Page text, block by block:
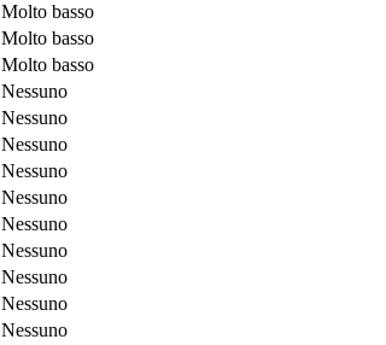
Molto basso
Molto basso
Molto basso
Nessuno
Nessuno
Nessuno
Nessuno
Nessuno
Nessuno
Nessuno
Nessuno
Nessuno
Nessuno